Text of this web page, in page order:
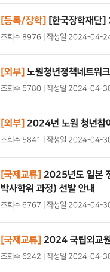
[등록/장학] [한국장학재단]
조회수 8976 | 작성일 2024-04-
[외부] 노원청년정책네트워
조회수 5780 | 작성일 2024-04-
[외부] 2024년 노원 청년참
조회수 5841 | 작성일 2024-04-
[국제교류] 2025년도 일본
박사학위 과정) 선발 안내
조회수 6767 | 작성일 2024-04-
[국제교류] 2024 국립외교
조회수 6242 | 작성일 2024-04-